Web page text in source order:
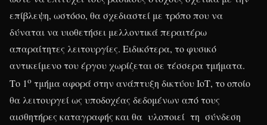
επίβλεψη, ωστόσο, θα σχεδιαστεί με τρόπο που να
δύναται να υιοθετήσει μελλοντικά περαιτέρω
απαραίτητες λειτουργίες. Ειδικότερα, το φυσικό
αντικείμενο του έργου χωρίζεται σε τέσσερα τμήματα.
Το 1ο τμήμα αφορά στην ανάπτυξη δικτύου ΙοΤ, το οποίο
θα λειτουργεί ως υποδοχέας δεδομένων από τους
αισθητήρες καταγραφής και θα υλοποιεί τη σύνδεση